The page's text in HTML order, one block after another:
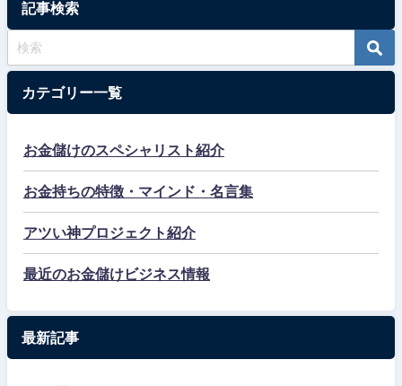
記事検索
カテゴリー一覧
お金儲けのスペシャリスト紹介
お金持ちの特徴・マインド・名言集
アツい神プロジェクト紹介
最近のお金儲けビジネス情報
最新記事